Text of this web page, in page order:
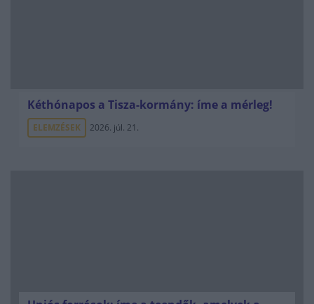
Kéthónapos a Tisza-kormány: íme a mérleg!
ELEMZÉSEK 2026. júl. 21.